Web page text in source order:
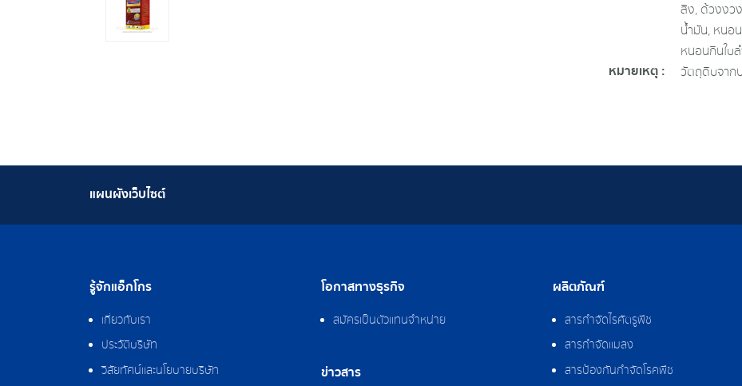
สิง, ด้วงงว
น้ำมัน, หนอ
หนอนกินใบ
หมายเหตุ : วัตถุดิบจาก
แผนผังเว็บไซต์
รู้จักแอ็กโกร
เกี่ยวกับเรา
ประวัติบริษัท
วิสัยทัศน์และนโยบายบริษัท
โอกาสทางธุรกิจ
สมัครเป็นตัวแทนจำหน่าย
ข่าวสาร
ผลิตภัณฑ์
สารกำจัดไรศัตรูพืช
สารกำจัดแมลง
สารป้องกันกำจัดโรคพืช